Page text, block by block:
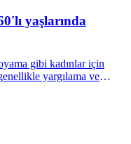
yaşlarında
gibi kadınlar için
yargılama ve